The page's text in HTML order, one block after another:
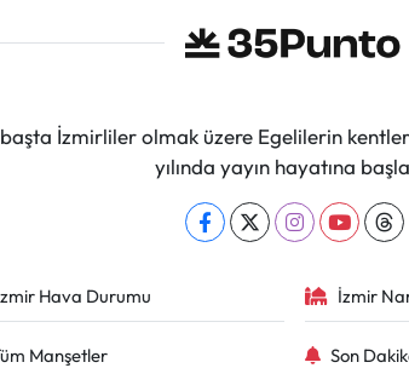
İzmirliler olmak üzere Egelilerin
yılında yayın hayatına
Hava Durumu İzmir
Manşetler Son